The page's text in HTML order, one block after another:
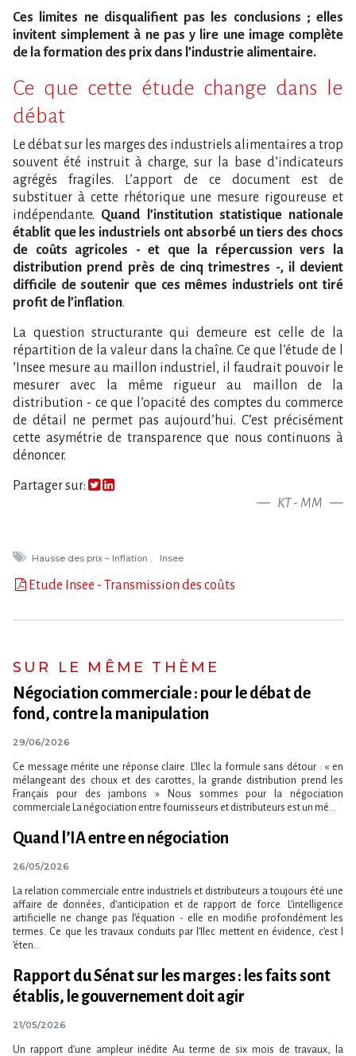
Ces limites ne disqualifient pas les conclusions ; elles
invitent simplement à ne pas y lire une image complète
de la formation des prix dans l​‌’industrie alimentaire.
Ce que cette étude change dans le
débat
Le débat sur les marges des industriels alimentaires a trop
souvent été instruit à charge, sur la base d​‌’indicateurs
agrégés fragiles. L​‌’apport de ce document est de
substituer à cette rhétorique une mesure rigoureuse et
indépendante. Quand l​‌’institution statistique nationale
établit que les industriels ont absorbé un tiers des chocs
de coûts agricoles - et que la répercussion vers la
distribution prend près de cinq trimestres -, il devient
difficile de soutenir que ces mêmes industriels ont tiré
profit de l​‌’inflation.
La question structurante qui demeure est celle de la
répartition de la valeur dans la chaîne. Ce que l​‌’étude de l​
‌’Insee mesure au maillon industriel, il faudrait pouvoir le
mesurer avec la même rigueur au maillon de la
distribution - ce que l​‌’opacité des comptes du commerce
de détail ne permet pas aujourd​‌’hui. C​‌’est précisément
cette asymétrie de transparence que nous continuons à
dénoncer.
Partager sur:
KT - MM
Hausse des prix – Inflation Insee
Etude Insee - Transmission des coûts
SUR LE MÊME THÈME
Négociation commerciale : pour le débat de
fond, contre la manipulation
29/06/2026
Ce message mérite une réponse claire. L​‌’Ilec la formule sans détour : « en
mélangeant des choux et des carottes, la grande distribution prend les
Français pour des jambons » Nous sommes pour la négociation
commerciale La négociation entre fournisseurs et distributeurs est un mé...
Quand l​‌’IA entre en négociation
26/05/2026
La relation commerciale entre industriels et distributeurs a toujours été une
affaire de données, d​‌’anticipation et de rapport de force. L​‌’intelligence
artificielle ne change pas l​‌’équation - elle en modifie profondément les
termes. Ce que les travaux conduits par l​‌’Ilec mettent en évidence, c​‌’est l​
‌’éten...
Rapport du Sénat sur les marges : les faits sont
établis, le gouvernement doit agir
21/05/2026
Un rapport d’une ampleur inédite Au terme de six mois de travaux, la